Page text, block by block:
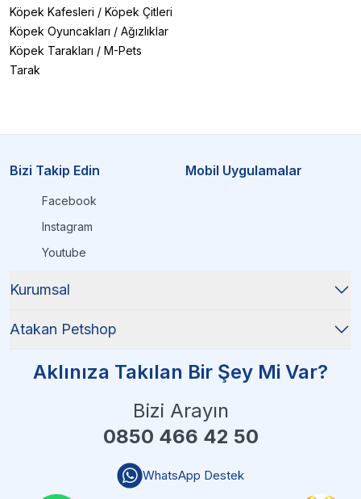
Köpek Kafesleri / Köpek Çitleri
Köpek Oyuncakları / Ağızlıklar
Köpek Tarakları / M-Pets
Tarak
Bizi Takip Edin
Facebook
Instagram
Youtube
Mobil Uygulamalar
Kurumsal
Atakan Petshop
Aklınıza Takılan Bir Şey Mi Var?
Bizi Arayın
0850 466 42 50
WhatsApp Destek